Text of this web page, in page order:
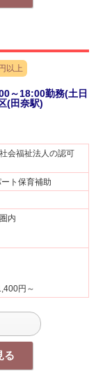
以上
～18:00勤務(土日
(田奈駅)
会福祉法人の認可
ト保育補助
内
円～
る